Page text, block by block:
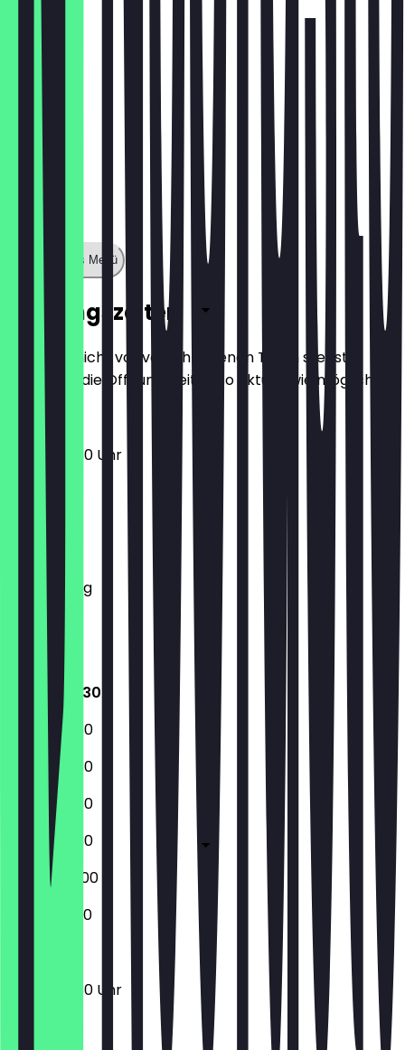
5,40 €
Zeige ganzes Menü
Öffnungszeiten
Damit du nicht vor verschlossenen Türen stehst,
halten wir die Öffnungszeiten so aktuell wie möglich.
08:30 - 19:30 Uhr
Montag
Dienstag
Mittwoch
Donnerstag
Freitag
Samstag
Sonntag
08:30 - 19:30
08:30 - 19:30
08:30 - 19:30
08:30 - 19:30
08:30 - 19:30
08:30 - 20:00
09:30 - 19:30
08:30 - 19:30 Uhr